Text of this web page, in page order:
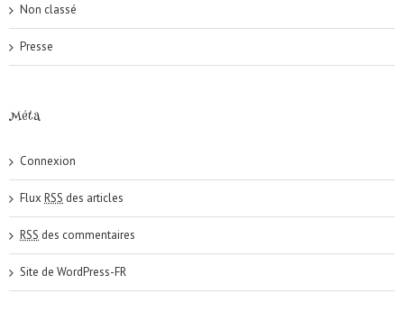
Non classé
Presse
Méta
Connexion
Flux RSS des articles
RSS des commentaires
Site de WordPress-FR